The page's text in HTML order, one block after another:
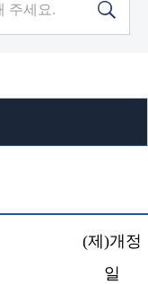
(제)개정
일